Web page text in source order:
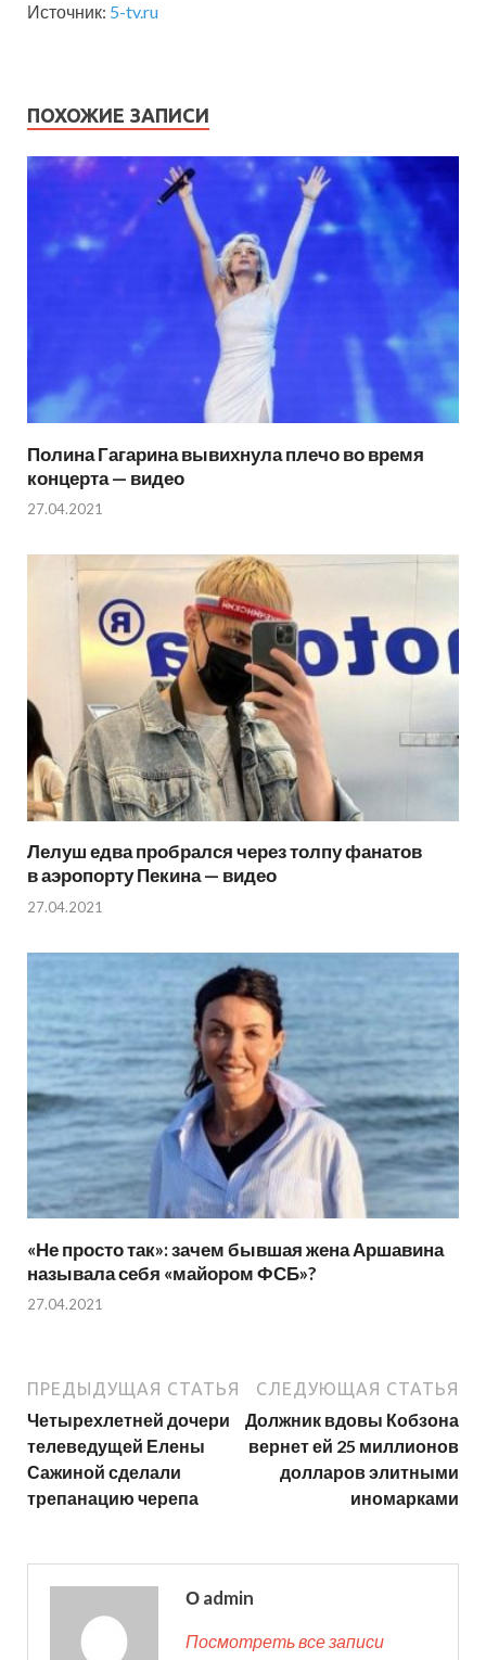
Источник: 5-tv.ru
ПОХОЖИЕ ЗАПИСИ
Полина Гагарина вывихнула плечо во время
концерта — видео
27.04.2021
Лелуш едва пробрался через толпу фанатов
в аэропорту Пекина — видео
27.04.2021
«Не просто так»: зачем бывшая жена Аршавина
называла себя «майором ФСБ»?
27.04.2021
ПРЕДЫДУЩАЯ СТАТЬЯ
Четырехлетней дочери
телеведущей Елены
Сажиной сделали
трепанацию черепа
СЛЕДУЮЩАЯ СТАТЬЯ
Должник вдовы Кобзона
вернет ей 25 миллионов
долларов элитными
иномарками
О admin
Посмотреть все записи